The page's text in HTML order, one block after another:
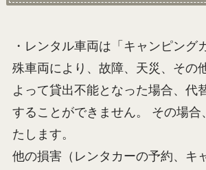
・レンタル車両は「キャンピング
殊車両により、故障、天災、その
よって貸出不能となった場合、代
することができません。 その場合
たします。
他の損害（レンタカーの予約、キ